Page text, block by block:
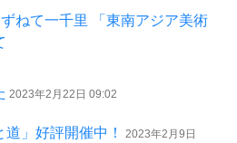
ねて一千里 「東南アジア美術
2023年2月22日 09:02
」好評開催中！
2023年2月9日